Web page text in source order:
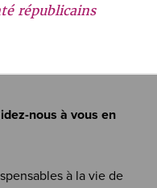
républicains
nous à vous en
à la vie de